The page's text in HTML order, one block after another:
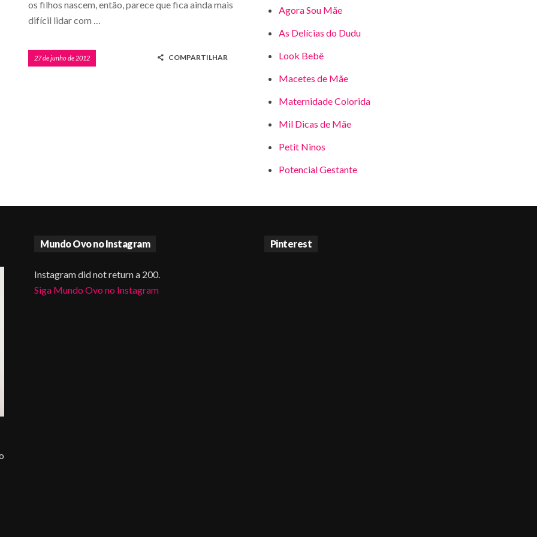
os filhos nascem, então, parece que fica ainda mais
difícil lidar com …
27 de junho de 2012 COMPARTILHAR
Agora Sou Mãe
As Delícias do Dudu
Look Bebê
Macetes de Mãe
Maternidade Colorida
Mil Dicas de Mãe
Petit Ninos
Potencial Gestante
Mundo Ovo no Instagram
Instagram did not return a 200.
Siga Mundo Ovo no Instagram
Pinterest